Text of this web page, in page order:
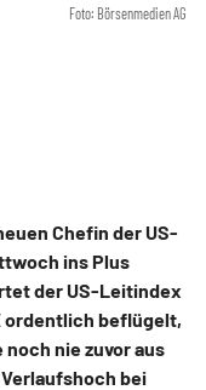
Foto: Börsenmedien AG
Chefin der US-
ins Plus
der US-Leitindex
ordentlich beflügelt,
nie zuvor aus
bei